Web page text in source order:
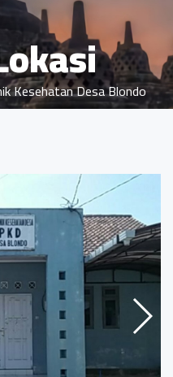
Kesehatan Desa Blondo